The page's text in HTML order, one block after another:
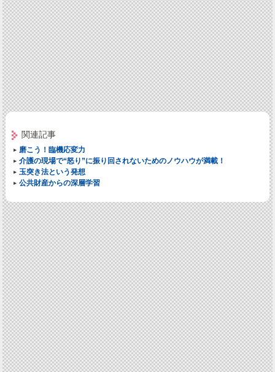
関連記事
磨こう！臨機応変力
介護の現場で“怒り”に振り回されないためのノウハウが満載！
玉突き法という発想
公共財産からの深層学習